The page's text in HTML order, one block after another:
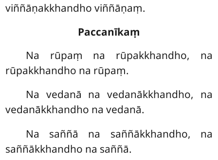
viññāṇakkhandho viññāṇaṃ.
Paccanīkaṃ
Na rūpaṃ na rūpakkhandho, na
rūpakkhandho na rūpaṃ.
Na vedanā na vedanākkhandho, na
vedanākkhandho na vedanā.
Na saññā na saññākkhandho, na
saññākkhandho na saññā.